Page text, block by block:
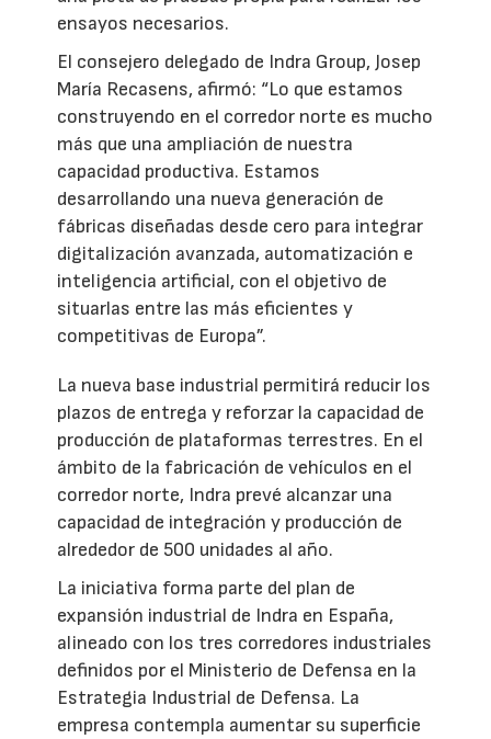
ensayos necesarios.
El consejero delegado de Indra Group, Josep
María Recasens, afirmó: “Lo que estamos
construyendo en el corredor norte es mucho
más que una ampliación de nuestra
capacidad productiva. Estamos
desarrollando una nueva generación de
fábricas diseñadas desde cero para integrar
digitalización avanzada, automatización e
inteligencia artificial, con el objetivo de
situarlas entre las más eficientes y
competitivas de Europa”.
La nueva base industrial permitirá reducir los
plazos de entrega y reforzar la capacidad de
producción de plataformas terrestres. En el
ámbito de la fabricación de vehículos en el
corredor norte, Indra prevé alcanzar una
capacidad de integración y producción de
alrededor de 500 unidades al año.
La iniciativa forma parte del plan de
expansión industrial de Indra en España,
alineado con los tres corredores industriales
definidos por el Ministerio de Defensa en la
Estrategia Industrial de Defensa. La
empresa contempla aumentar su superficie